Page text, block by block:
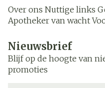
Over ons Nuttige links
Apotheker van wacht
Nieuwsbrief
Blijf op de hoogte van
promoties